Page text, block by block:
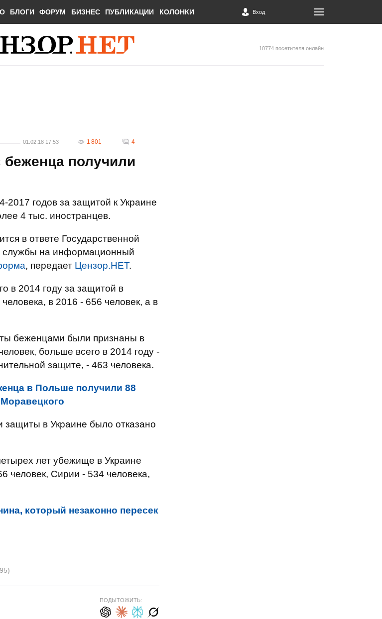
БЛОГИ ФОРУМ БИЗНЕС ПУБЛИКАЦИИ КОЛОНКИ Вход
10774 посетителя онлайн
01.02.18 17:53 1 801 4
беженца получили
2017 годов за защитой к Украине
4 тыс. иностранцев.
в ответе Государственной
службы на информационный
, передает Цензор.НЕТ.
в 2014 году за защитой в
в 2016 - 656 человек, а в
беженцами были признаны в
больше всего в 2014 году -
защите, - 463 человека.
в Польше получили 88
защиты в Украине было отказано
лет убежище в Украине
человек, Сирии - 534 человека,
который незаконно пересек
ПОДЫТОЖИТЬ: